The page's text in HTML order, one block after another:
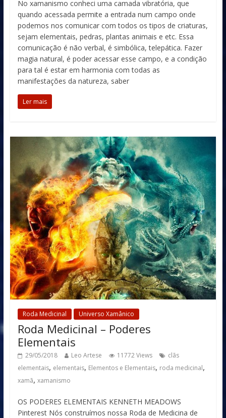
No xamanismo conheci uma camada vibratória, que
quando acessada permite a entrada num campo onde
podemos nos comunicar com todos os tipos de criaturas,
sejam elementais, pedras, plantas animais e etc. Essa
comunicação é não verbal, é simbólica, telepática. Fazer
magia natural, é poder acessar esse campo, e a condição
para tal é estar em harmonia com todas as
manifestações da natureza, saber
Ler mais
Roda Medicinal Universo Xamânico
Roda Medicinal – Poderes
Elementais
29/05/2018 Leo Artese 11772 Views
clãs
elementais, elementais, Elementos e Elementais, roda medicinal,
xamã, xamanismo
OS PODERES ELEMENTAIS KENNETH MEADOWS
Pinterest Nós construímos nossa Roda de Medicina de